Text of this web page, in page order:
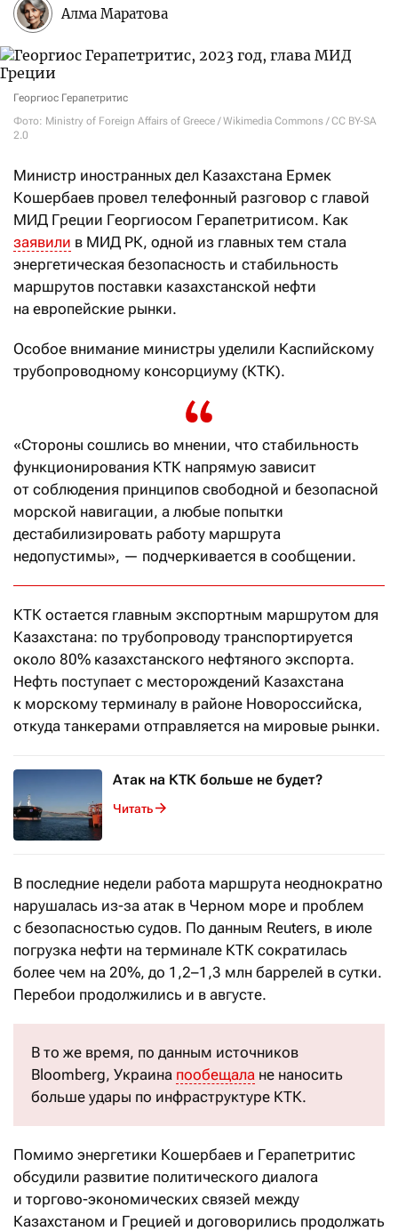
Алма Маратова
Георгиос Герапетритис
Фото: Ministry of Foreign Affairs of Greece / Wikimedia Commons / CC BY-SA
2.0
Министр иностранных дел Казахстана Ермек
Кошербаев провел телефонный разговор с главой
МИД Греции Георгиосом Герапетритисом. Как
заявили в МИД РК, одной из главных тем стала
энергетическая безопасность и стабильность
маршрутов поставки казахстанской нефти
на европейские рынки.
Особое внимание министры уделили Каспийскому
трубопроводному консорциуму (КТК).
«Стороны сошлись во мнении, что стабильность
функционирования КТК напрямую зависит
от соблюдения принципов свободной и безопасной
морской навигации, а любые попытки
дестабилизировать работу маршрута
недопустимы», — подчеркивается в сообщении.
КТК остается главным экспортным маршрутом для
Казахстана: по трубопроводу транспортируется
около 80% казахстанского нефтяного экспорта.
Нефть поступает с месторождений Казахстана
к морскому терминалу в районе Новороссийска,
откуда танкерами отправляется на мировые рынки.
Атак на КТК больше не будет?
Читать
В последние недели работа маршрута неоднократно
нарушалась из-за атак в Черном море и проблем
с безопасностью судов. По данным Reuters, в июле
погрузка нефти на терминале КТК сократилась
более чем на 20%, до 1,2–1,3 млн баррелей в сутки.
Перебои продолжились и в августе.
В то же время, по данным источников
Bloomberg, Украина пообещала не наносить
больше удары по инфраструктуре КТК.
Помимо энергетики Кошербаев и Герапетритис
обсудили развитие политического диалога
и торгово-экономических связей между
Казахстаном и Грецией и договорились продолжать